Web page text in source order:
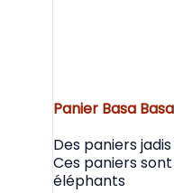
Panier Basa Basa
Des paniers
Ces paniers
éléphants